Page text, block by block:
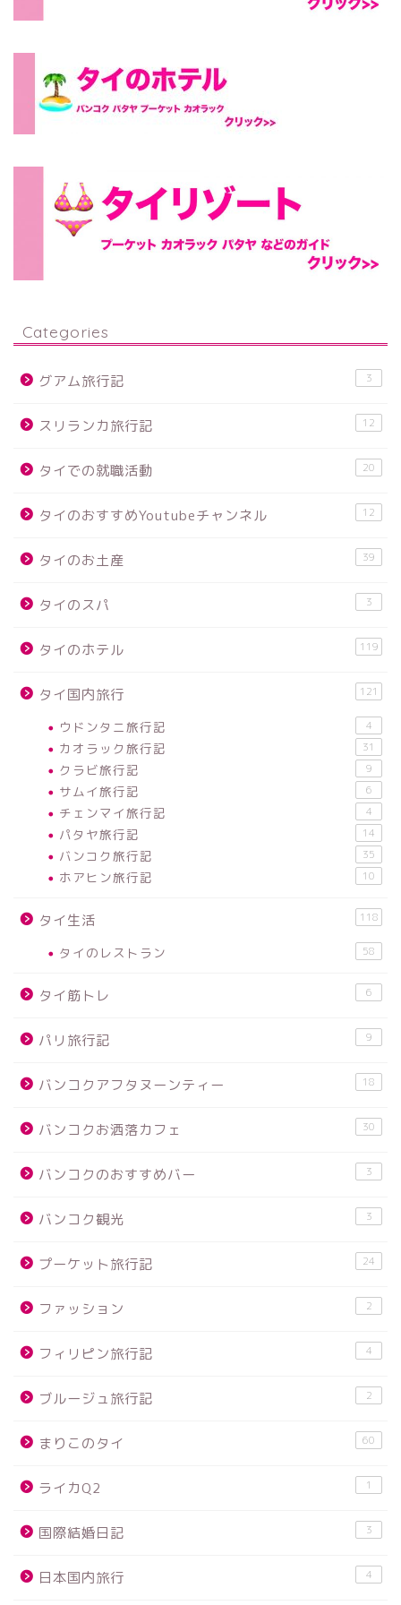
Categories
グアム旅行記 3
スリランカ旅行記 12
タイでの就職活動 20
タイのおすすめYoutubeチャンネル 12
タイのお土産 39
タイのスパ 3
タイのホテル 119
タイ国内旅行 121
ウドンタニ旅行記 4
カオラック旅行記 31
クラビ旅行記 9
サムイ旅行記 6
チェンマイ旅行記 4
パタヤ旅行記 14
バンコク旅行記 35
ホアヒン旅行記 10
タイ生活 118
タイのレストラン 58
タイ筋トレ 6
パリ旅行記 9
バンコクアフタヌーンティー 18
バンコクお洒落カフェ 30
バンコクのおすすめバー 3
バンコク観光 3
プーケット旅行記 24
ファッション 2
フィリピン旅行記 4
ブルージュ旅行記 2
まりこのタイ 60
ライカQ2 1
国際結婚日記 3
日本国内旅行 4